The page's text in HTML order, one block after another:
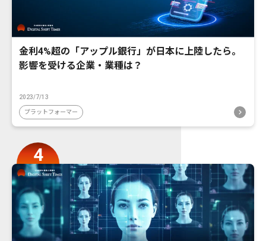
金利4%超の「アップル銀行」が日本に上陸したら。
影響を受ける企業・業種は？
2023/7/13
プラットフォーマー